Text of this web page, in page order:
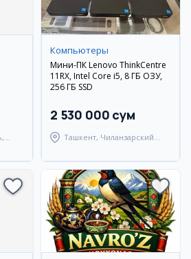
Компьютеры
Мини-ПК Lenovo ThinkCentre
11RX, Intel Core i5, 8 ГБ ОЗУ,
256 ГБ SSD
2 530 000 сум
Ташкент, Чиланзарский